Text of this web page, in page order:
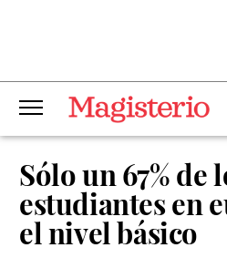
Sólo un 67% de
estudiantes en
el nivel básico